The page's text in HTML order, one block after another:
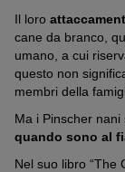
Il loro
cane da branco,
umano, a cui
questo non
membri della
Ma i Pinscher nani
quando sono al
Nel suo libro “The